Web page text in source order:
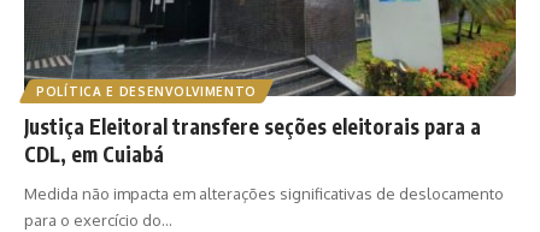
POLÍTICA E DESENVOLVIMENTO
Justiça Eleitoral transfere seções eleitorais para a
CDL, em Cuiabá
Medida não impacta em alterações significativas de deslocamento
para o exercício do…